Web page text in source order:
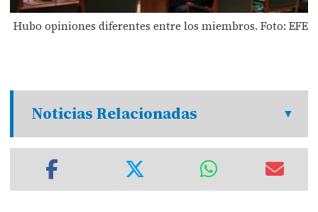
Hubo opiniones diferentes entre los miembros. Foto: EFE
Noticias Relacionadas